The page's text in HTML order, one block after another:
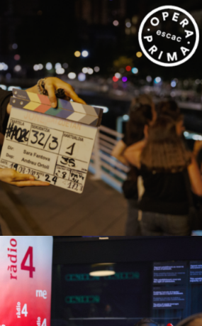
ESCAC
Estratègia de comunicació
digital i creació de continguts